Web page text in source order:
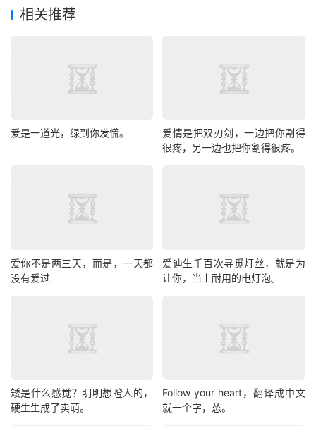
相关推荐
爱是一道光，绿到你发慌。
爱情是把双刃剑，一边把你割得
很疼，另一边也把你割得很疼。
爱你不是两三天，而是，一天都
没有爱过
爱迪生千百次寻觅灯丝，就是为
让你，当上耐用的电灯泡。
矮是什么感觉？明明想瞪人的，
硬生生成了卖萌。
Follow your heart，翻译成中文
就一个字，怂。